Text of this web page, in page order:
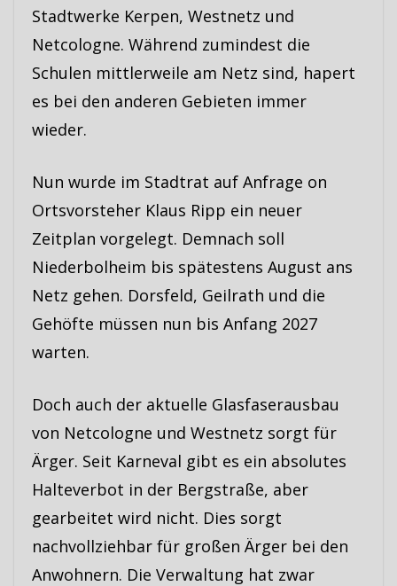
Stadtwerke Kerpen, Westnetz und
Netcologne. Während zumindest die
Schulen mittlerweile am Netz sind, hapert
es bei den anderen Gebieten immer
wieder.
Nun wurde im Stadtrat auf Anfrage on
Ortsvorsteher Klaus Ripp ein neuer
Zeitplan vorgelegt. Demnach soll
Niederbolheim bis spätestens August ans
Netz gehen. Dorsfeld, Geilrath und die
Gehöfte müssen nun bis Anfang 2027
warten.
Doch auch der aktuelle Glasfaserausbau
von Netcologne und Westnetz sorgt für
Ärger. Seit Karneval gibt es ein absolutes
Halteverbot in der Bergstraße, aber
gearbeitet wird nicht. Dies sorgt
nachvollziehbar für großen Ärger bei den
Anwohnern. Die Verwaltung hat zwar